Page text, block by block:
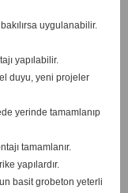
uygulanabilir.
yapılabilir.
duyu, yeni projeler
yerinde tamamlanıp
tamamlanır.
yapılardır.
basit grobeton yeterli